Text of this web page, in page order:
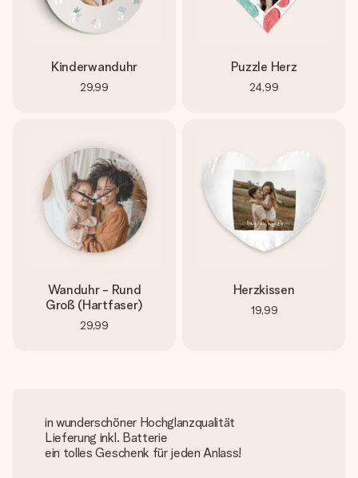
Kinderwanduhr
29,99
Puzzle Herz
24,99
Wanduhr - Rund
Groß (Hartfaser)
29,99
Herzkissen
19,99
in wunderschöner Hochglanzqualität
Lieferung inkl. Batterie
ein tolles Geschenk für jeden Anlass!